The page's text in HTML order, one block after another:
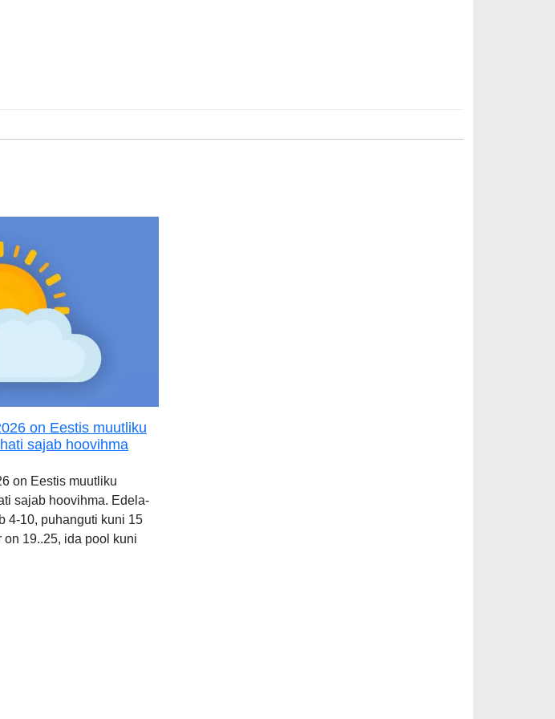
on Eestis muutliku
sajab hoovihma
on Eestis muutliku
sajab hoovihma. Edela-
4-10, puhanguti kuni 15
on 19..25, ida pool kuni